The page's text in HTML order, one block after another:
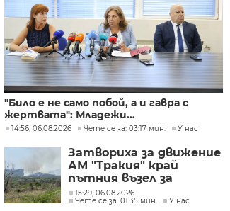
"Било е не само побой, а и гавра с
жертвата": Младежи...
14:56, 06.08.2026 Чете се за: 03:17 мин. У нас
Затвориха за движение
АМ "Тракия" край
пътния възел за
Велинград заради
пожар
15:29, 06.08.2026
Чете се за: 01:35 мин.
У нас